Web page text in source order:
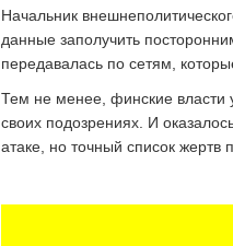
Начальник
данные заполучить
передавалась по сетям,
Тем не менее, финские
своих подозрениях. И
атаке, но точный список жертв